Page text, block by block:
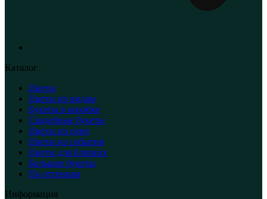
Каталог
Цветы
Цветы по видам
Букеты в коробке
Свадебные букеты
Цветы по цене
Цветы на события
Цветы для близких
Большие букеты
По оттенкам
Информация